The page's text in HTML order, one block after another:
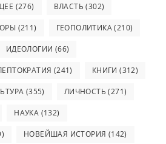
(276) ВЛАСТЬ (302)
(211) ГЕОПОЛИТИКА(210)
ИДЕОЛОГИИ (66)
(241) КНИГИ (312)
(355) ЛИЧНОСТЬ (271)
НАУКА (132)
НОВЕЙШАЯ ИСТОРИЯ (142)